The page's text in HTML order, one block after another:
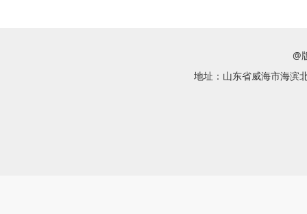
@
地址：山东省威海市海滨